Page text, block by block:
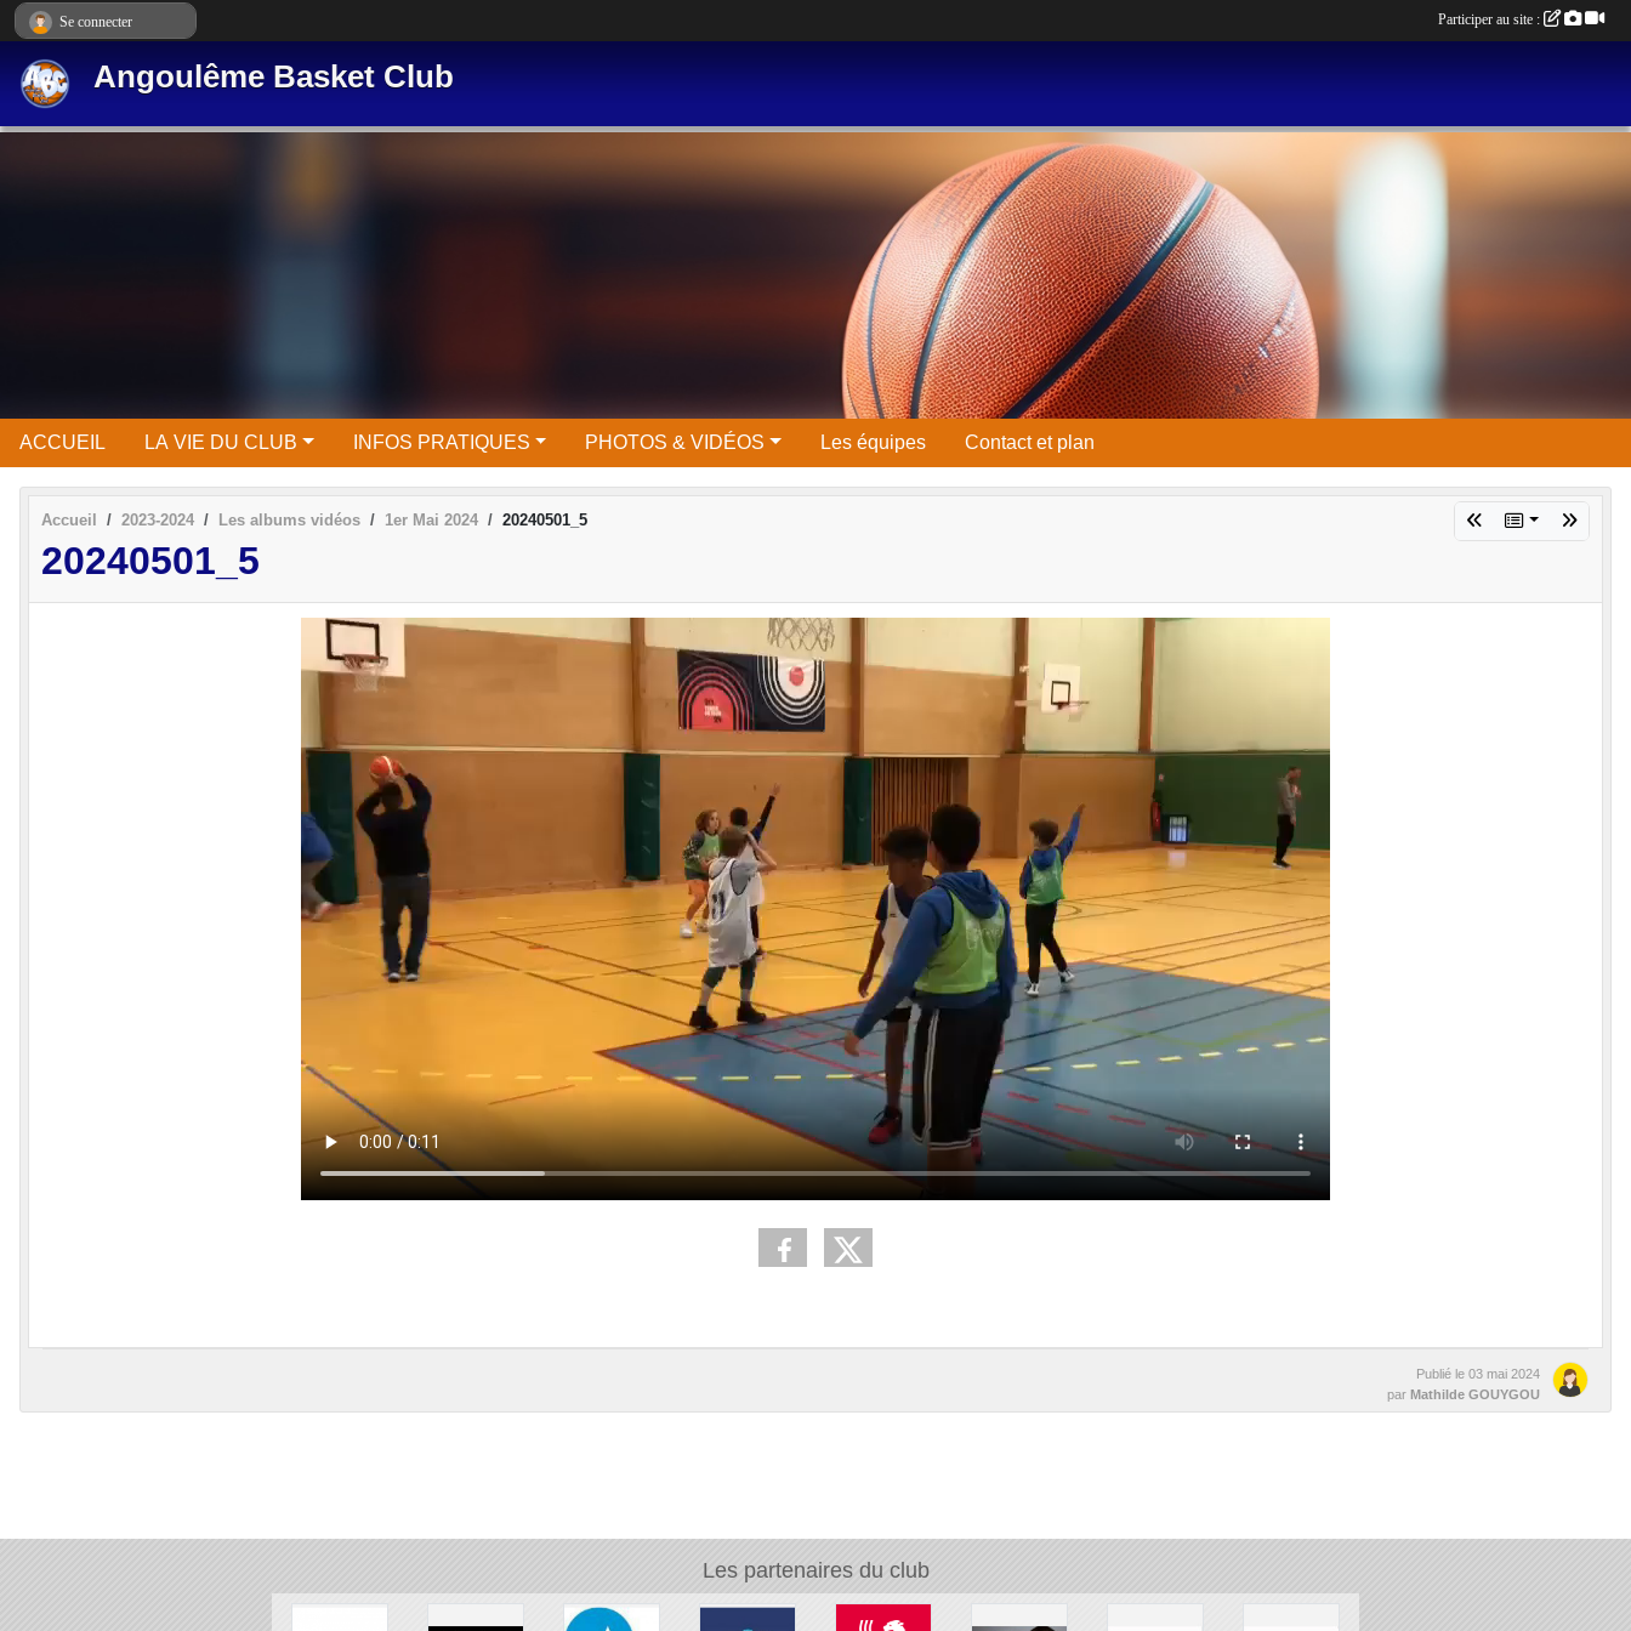
Angoulême Basket Club
ACCUEIL LA VIE DU CLUB INFOS PRATIQUES PHOTOS & VIDÉOS Les équipes Contact et plan
Accueil 2023-2024 Les albums vidéos 1er Mai 2024 20240501_5
20240501_5
Publié le 03 mai 2024
par Mathilde GOUYGOU
Les partenaires du club
Se connecter Participer au site :
Panneau de gestion des cookies